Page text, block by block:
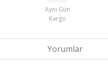
Aynı Gün
Kargo
Yorumlar